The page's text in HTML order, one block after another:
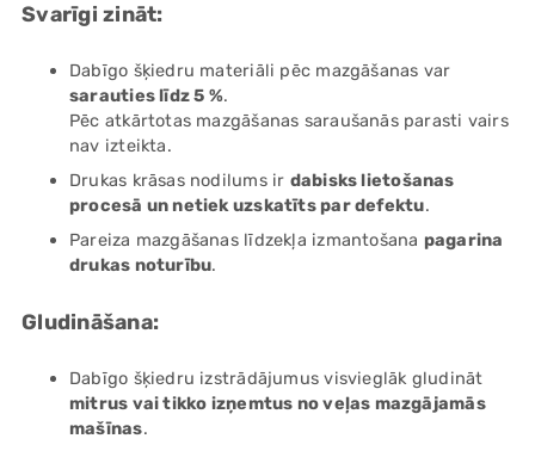
Svarīgi zināt:
Dabīgo šķiedru materiāli pēc mazgāšanas var
sarauties līdz 5 %.
Pēc atkārtotas mazgāšanas saraušanās parasti vairs
nav izteikta.
Drukas krāsas nodilums ir dabisks lietošanas
procesā un netiek uzskatīts par defektu.
Pareiza mazgāšanas līdzekļa izmantošana pagarina
drukas noturību.
Gludināšana:
Dabīgo šķiedru izstrādājumus visvieglāk gludināt
mitrus vai tikko izņemtus no veļas mazgājamās
mašīnas.